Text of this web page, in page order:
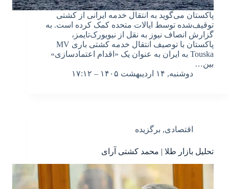
پاکستان می‌گوید به انتقال خدمه ایرانی از کشتی
توقیف‌شده توسط ایالات متحده کمک کرده است. به
گزارش انصاف نیوز به نقل از نیویورک‌تایمز،
پاکستان با توصیف انتقال خدمه کشتی باری MV
Touska به ایران به عنوان یک «اقدام اعتمادسازی»
بین…
دوشنبه, ۱۴ اردیبهشت ۱۴۰۵ – ۱۷:۱۲
اقتصادی, برگزیده
تحلیل بازار طلا | محمد کشتی آرای